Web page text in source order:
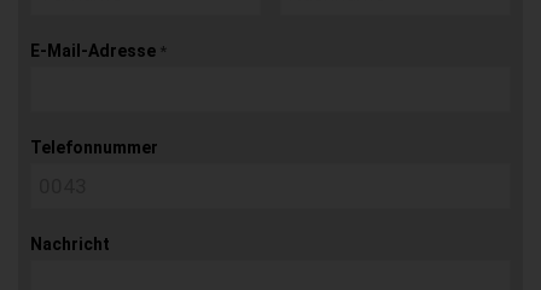
E-Mail-Adresse *
Telefonnummer
Nachricht